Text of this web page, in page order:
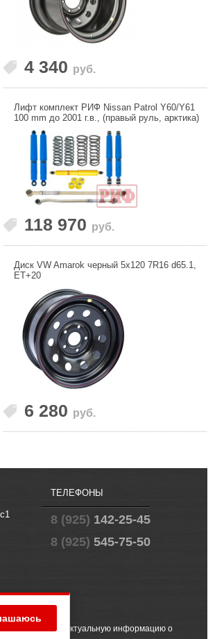
4 340 руб.
Лифт комплект РИФ Nissan Patrol Y60/Y61
100 mm до 2001 г.в., (правый руль, арктика)
118 970 руб.
Диск VW Amarok черный 5x120 7R16 d65.1,
ET+20
6 280 руб.
ТЕЛЕФОНЫ
8 (925) 142-25-45
8 (925) 545-75-50
точную и актуальную информацию о